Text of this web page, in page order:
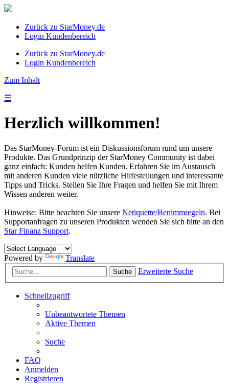
Zurück zu StarMoney.de
Login Kundenbereich
Zurück zu StarMoney.de
Login Kundenbereich
Zum Inhalt
☰
Herzlich willkommen!
Das StarMoney-Forum ist ein Diskussionsforum rund um unsere
Produkte. Das Grundprinzip der StarMoney Community ist dabei
ganz einfach: Kunden helfen Kunden. Erfahren Sie im Austausch
mit anderen Kunden viele nützliche Hilfestellungen und interessante
Tipps und Tricks. Stellen Sie Ihre Fragen und helfen Sie mit Ihrem
Wissen anderen weiter.
Hinweise: Bitte beachten Sie unsere Netiquette/Benimmregeln. Bei
Supportanfragen zu unseren Produkten wenden Sie sich bitte an den
Star Finanz Support.
Powered by Translate
Suche Erweiterte Suche
Schnellzugriff
Unbeantwortete Themen
Aktive Themen
Suche
FAQ
Anmelden
Registrieren